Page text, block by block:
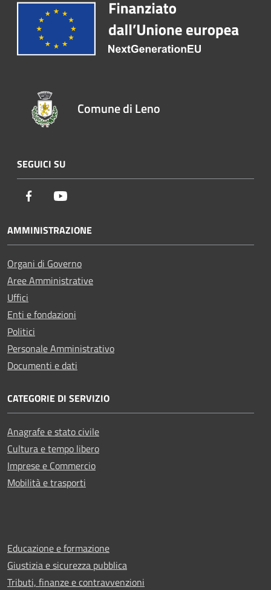
Comune di Leno
SEGUICI SU
Facebook
AMMINISTRAZIONE
Organi di Governo
Aree Amministrative
Uffici
Enti e fondazioni
Politici
Personale Amministrativo
Documenti e dati
CATEGORIE DI SERVIZIO
Anagrafe e stato civile
Cultura e tempo libero
Imprese e Commercio
Mobilità e trasporti
Educazione e formazione
Giustizia e sicurezza pubblica
Tributi, finanze e contravvenzioni